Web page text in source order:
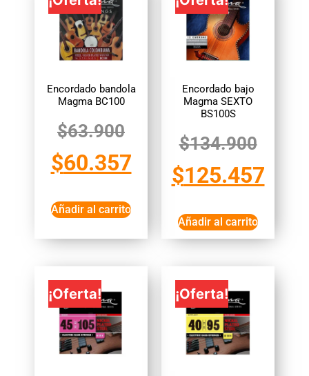
Encordado bandola
Magma BC100
$63.900
$60.357
Añadir al carrito
Encordado bajo
Magma SEXTO
BS100S
$134.900
$125.457
Añadir al carrito
¡Oferta! ¡Oferta!